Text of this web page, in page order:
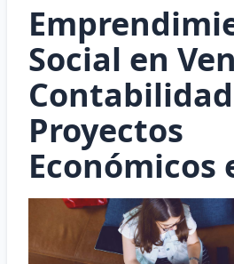
Social en
Proyectos
Económicos